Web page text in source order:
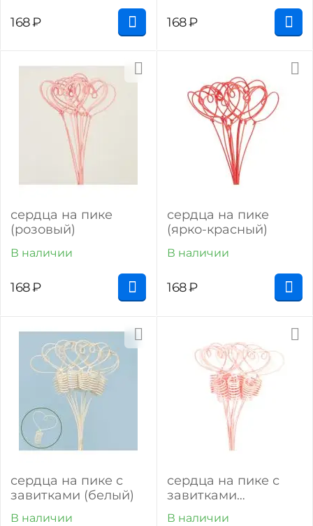
168₽ 168₽
сердца на пике
(розовый)
В наличии
168₽
сердца на пике
(ярко-красный)
В наличии
168₽
сердца на пике с
завитками (белый)
В наличии
сердца на пике с
завитками
(розовый)
В наличии